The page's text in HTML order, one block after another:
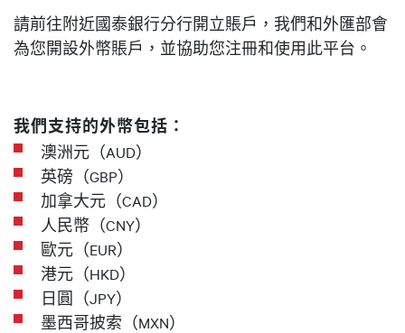
請前往附近國泰銀行分行開立賬戶，我們和外匯部會
為您開設外幣賬戶，並協助您注冊和使用此平台。
我們支持的外幣包括：
澳洲元（AUD）
英磅（GBP）
加拿大元（CAD）
人民幣（CNY）
歐元（EUR）
港元（HKD）
日圓（JPY）
墨西哥披索（MXN）